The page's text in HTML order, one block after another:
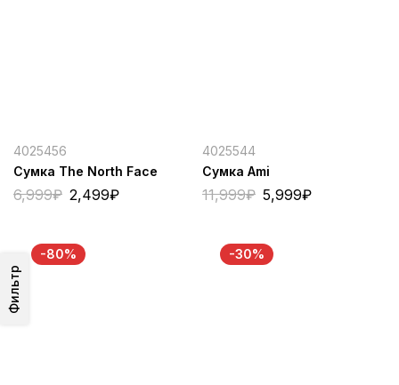
Фильтр
4025456
Сумка The North Face
6,999₽ 2,499₽
4025544
Сумка Ami
11,999₽ 5,999₽
-80% -30%